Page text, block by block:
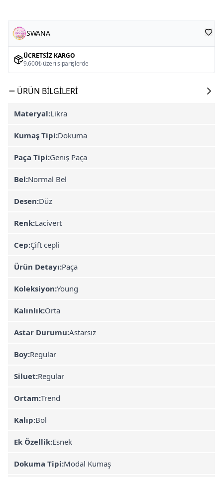
SWANA
ÜCRETSIZ KARGO
9.600₺ üzeri siparişlerde
ÜRÜN BILGILERI
Materyal:Likra
Kumaş Tipi:Dokuma
Paça Tipi:Geniş Paça
Bel:Normal Bel
Desen:Düz
Renk:Lacivert
Cep:Çift cepli
Ürün Detayı:Paça
Koleksiyon:Young
Kalınlık:Orta
Astar Durumu:Astarsız
Boy:Regular
Siluet:Regular
Ortam:Trend
Kalıp:Bol
Ek Özellik:Esnek
Dokuma Tipi:Modal Kumaş